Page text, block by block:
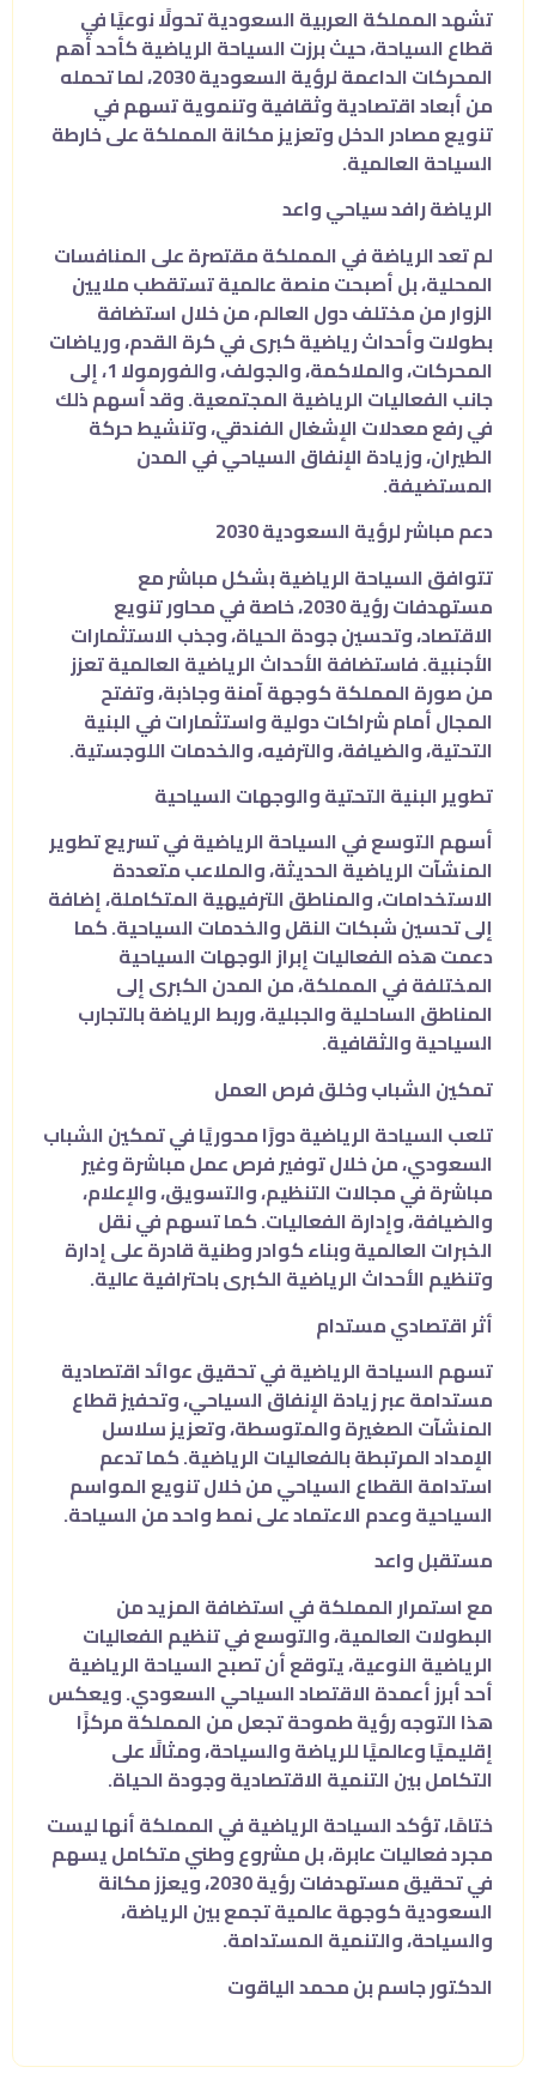
تشهد المملكة العربية السعودية تحولًا نوعيًا في
قطاع السياحة، حيث برزت السياحة الرياضية كأحد أهم
المحركات الداعمة لرؤية السعودية 2030، لما تحمله
من أبعاد اقتصادية وثقافية وتنموية تسهم في
تنويع مصادر الدخل وتعزيز مكانة المملكة على خارطة
السياحة العالمية.
الرياضة رافد سياحي واعد
لم تعد الرياضة في المملكة مقتصرة على المنافسات
المحلية، بل أصبحت منصة عالمية تستقطب ملايين
الزوار من مختلف دول العالم، من خلال استضافة
بطولات وأحداث رياضية كبرى في كرة القدم، ورياضات
المحركات، والملاكمة، والجولف، والفورمولا 1، إلى
جانب الفعاليات الرياضية المجتمعية. وقد أسهم ذلك
في رفع معدلات الإشغال الفندقي، وتنشيط حركة
الطيران، وزيادة الإنفاق السياحي في المدن
المستضيفة.
دعم مباشر لرؤية السعودية 2030
تتوافق السياحة الرياضية بشكل مباشر مع
مستهدفات رؤية 2030، خاصة في محاور تنويع
الاقتصاد، وتحسين جودة الحياة، وجذب الاستثمارات
الأجنبية. فاستضافة الأحداث الرياضية العالمية تعزز
من صورة المملكة كوجهة آمنة وجاذبة، وتفتح
المجال أمام شراكات دولية واستثمارات في البنية
التحتية، والضيافة، والترفيه، والخدمات اللوجستية.
تطوير البنية التحتية والوجهات السياحية
أسهم التوسع في السياحة الرياضية في تسريع تطوير
المنشآت الرياضية الحديثة، والملاعب متعددة
الاستخدامات، والمناطق الترفيهية المتكاملة، إضافة
إلى تحسين شبكات النقل والخدمات السياحية. كما
دعمت هذه الفعاليات إبراز الوجهات السياحية
المختلفة في المملكة، من المدن الكبرى إلى
المناطق الساحلية والجبلية، وربط الرياضة بالتجارب
السياحية والثقافية.
تمكين الشباب وخلق فرص العمل
تلعب السياحة الرياضية دورًا محوريًا في تمكين الشباب
السعودي، من خلال توفير فرص عمل مباشرة وغير
مباشرة في مجالات التنظيم، والتسويق، والإعلام،
والضيافة، وإدارة الفعاليات. كما تسهم في نقل
الخبرات العالمية وبناء كوادر وطنية قادرة على إدارة
وتنظيم الأحداث الرياضية الكبرى باحترافية عالية.
أثر اقتصادي مستدام
تسهم السياحة الرياضية في تحقيق عوائد اقتصادية
مستدامة عبر زيادة الإنفاق السياحي، وتحفيز قطاع
المنشآت الصغيرة والمتوسطة، وتعزيز سلاسل
الإمداد المرتبطة بالفعاليات الرياضية. كما تدعم
استدامة القطاع السياحي من خلال تنويع المواسم
السياحية وعدم الاعتماد على نمط واحد من السياحة.
مستقبل واعد
مع استمرار المملكة في استضافة المزيد من
البطولات العالمية، والتوسع في تنظيم الفعاليات
الرياضية النوعية، يتوقع أن تصبح السياحة الرياضية
أحد أبرز أعمدة الاقتصاد السياحي السعودي. ويعكس
هذا التوجه رؤية طموحة تجعل من المملكة مركزًا
إقليميًا وعالميًا للرياضة والسياحة، ومثالًا على
التكامل بين التنمية الاقتصادية وجودة الحياة.
ختامًا، تؤكد السياحة الرياضية في المملكة أنها ليست
مجرد فعاليات عابرة، بل مشروع وطني متكامل يسهم
في تحقيق مستهدفات رؤية 2030، ويعزز مكانة
السعودية كوجهة عالمية تجمع بين الرياضة،
والسياحة، والتنمية المستدامة.
الدكتور جاسم بن محمد الياقوت